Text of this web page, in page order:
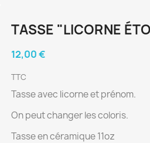
TASSE "LICORNE
12,00 €
TTC
Tasse avec licorne et prénom.
On peut changer les coloris.
Tasse en céramique 11oz